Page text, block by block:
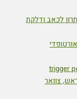
לכאב ודלקת
צוואר